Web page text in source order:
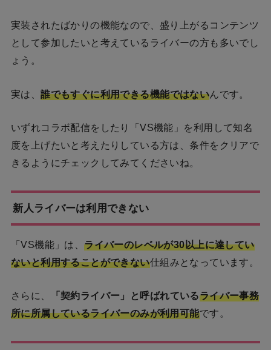
実装されたばかりの機能なので、盛り上がるコンテンツ
として参加したいと考えているライバーの方も多いでし
ょう。
実は、誰でもすぐに利用できる機能ではないんです。
いずれコラボ配信をしたり「VS機能」を利用して知名
度を上げたいと考えたりしている方は、条件をクリアで
きるようにチェックしてみてくださいね。
新人ライバーは利用できない
「VS機能」は、ライバーのレベルが30以上に達してい
ないと利用することができない仕組みとなっています。
さらに、 「契約ライバー」と呼ばれているライバー事務
所に所属しているライバーのみが利用可能です。